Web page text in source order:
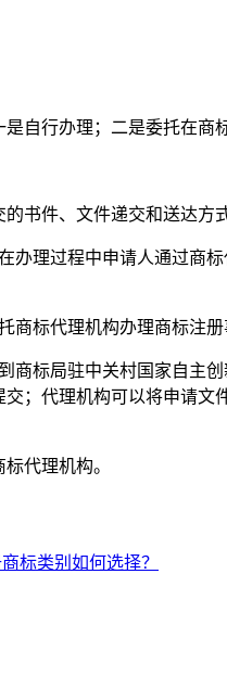
自行办理；二是委托在商
书件、文件递交和送达方
理过程中申请人通过商
标代理机构办理商标注册
标局驻中关村国家自主
；代理机构可以将申请文
代理机构。
标类别如何选择？